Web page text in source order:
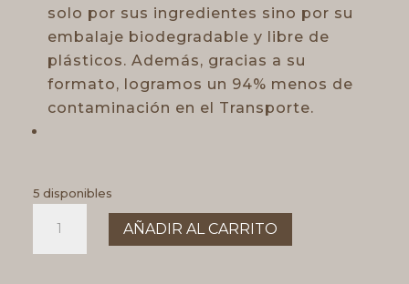
solo por sus ingredientes sino por su
embalaje biodegradable y libre de
plásticos. Además, gracias a su
formato, logramos un 94% menos de
contaminación en el Transporte.
5 disponibles
Tiras
floral
AÑADIR AL CARRITO